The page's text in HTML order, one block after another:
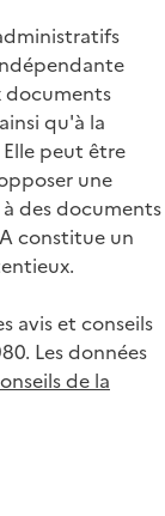
documents
qu'à la
peut être
une
des documents
constitue un
avis et conseils
Les données
de la